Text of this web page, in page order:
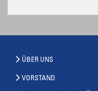
ÜBER UNS
VORSTAND